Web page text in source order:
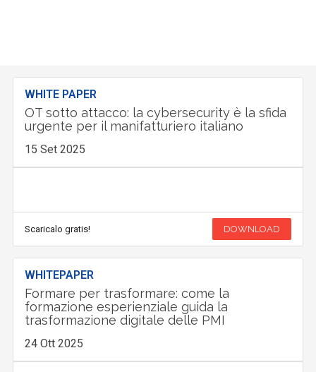
WHITE PAPER
OT sotto attacco: la cybersecurity è la sfida
urgente per il manifatturiero italiano
15 Set 2025